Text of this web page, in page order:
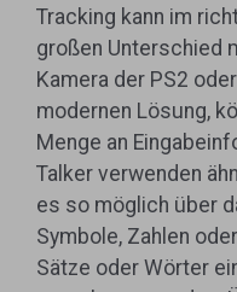
Tracking kann im
großen Unterschied
Kamera der PS2
modernen Lösung,
Menge an
Talker verwenden
es so möglich über
Symbole, Zahlen
Sätze oder Wörter